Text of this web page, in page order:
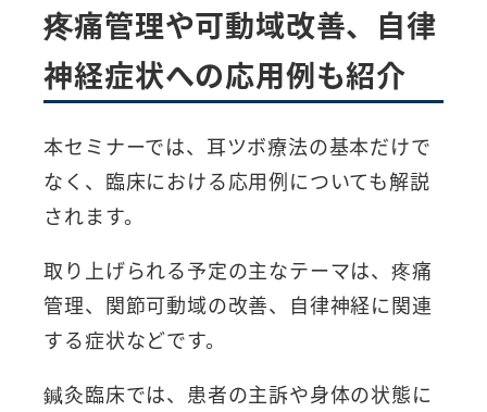
疼痛管理や可動域改善、自律
神経症状への応用例も紹介
本セミナーでは、耳ツボ療法の基本だけで
なく、臨床における応用例についても解説
されます。
取り上げられる予定の主なテーマは、疼痛
管理、関節可動域の改善、自律神経に関連
する症状などです。
鍼灸臨床では、患者の主訴や身体の状態に